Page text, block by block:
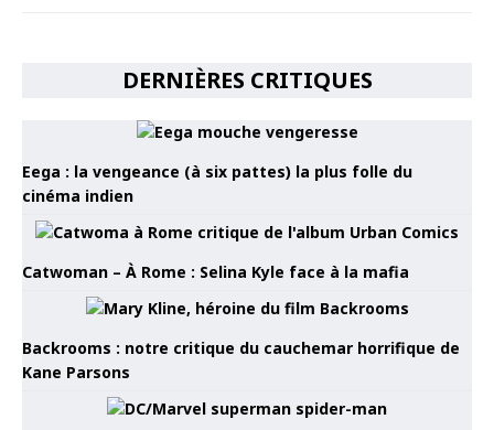
DERNIÈRES CRITIQUES
Eega : la vengeance (à six pattes) la plus folle du
cinéma indien
Catwoman – À Rome : Selina Kyle face à la mafia
Backrooms : notre critique du cauchemar horrifique de
Kane Parsons